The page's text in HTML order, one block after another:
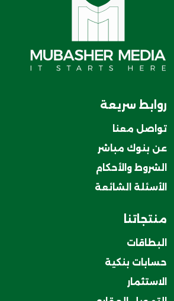
روابط سريعة
تواصل معنا
عن بنوك مباشر
الشروط والأحكام
الأسئلة الشائعة
منتجاتنا
البطاقات
حسابات بنكية
الاستثمار